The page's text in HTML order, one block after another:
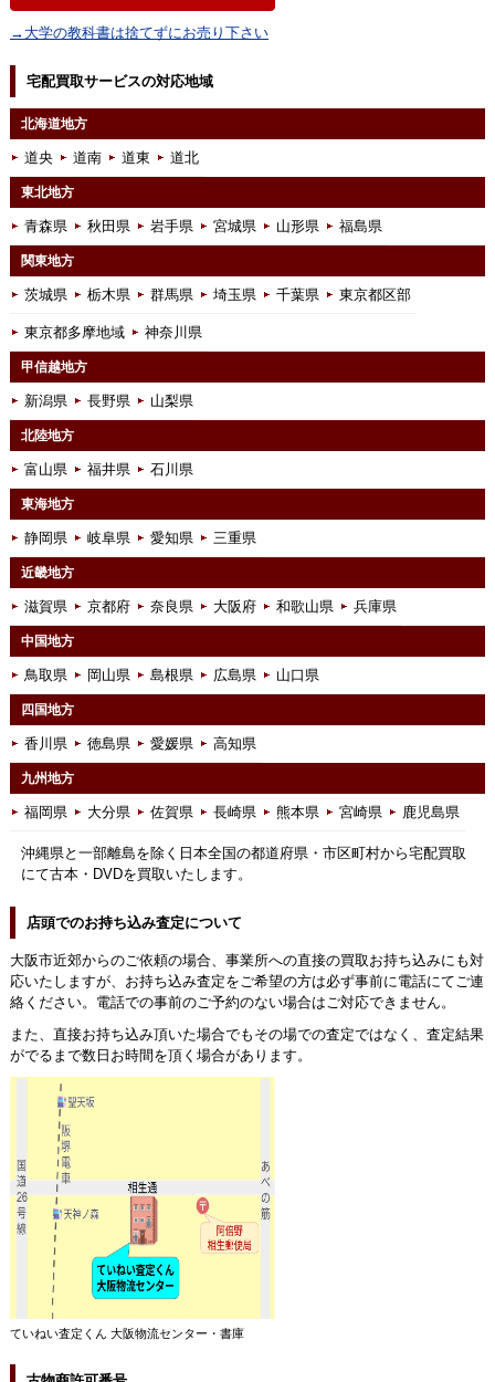
→大学の教科書は捨てずにお売り下さい
宅配買取サービスの対応地域
北海道地方
道央 道南 道東 道北
東北地方
青森県 秋田県 岩手県 宮城県 山形県 福島県
関東地方
茨城県 栃木県 群馬県 埼玉県 千葉県 東京都区部
東京都多摩地域 神奈川県
甲信越地方
新潟県 長野県 山梨県
北陸地方
富山県 福井県 石川県
東海地方
静岡県 岐阜県 愛知県 三重県
近畿地方
滋賀県 京都府 奈良県 大阪府 和歌山県 兵庫県
中国地方
鳥取県 岡山県 島根県 広島県 山口県
四国地方
香川県 徳島県 愛媛県 高知県
九州地方
福岡県 大分県 佐賀県 長崎県 熊本県 宮崎県 鹿児島県
沖縄県と一部離島を除く日本全国の都道府県・市区町村から宅配買取
にて古本・DVDを買取いたします。
店頭でのお持ち込み査定について
大阪市近郊からのご依頼の場合、事業所への直接の買取お持ち込みにも対
応いたしますが、お持ち込み査定をご希望の方は必ず事前に電話にてご連
絡ください。電話での事前のご予約のない場合はご対応できません。
また、直接お持ち込み頂いた場合でもその場での査定ではなく、査定結果
がでるまで数日お時間を頂く場合があります。
ていねい査定くん 大阪物流センター・書庫